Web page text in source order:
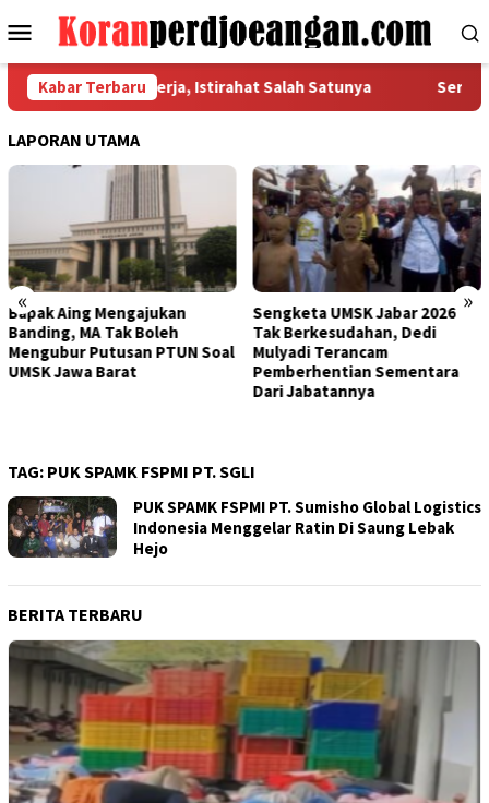
ke
Menu
Mobile
Kabar Terbaru
Hak Dasar Pekerja, Istirahat Salah Satunya Serikat
LAPORAN UTAMA
« »
PTUN Soal
Sengketa UMSK Jabar 2026
Tak Berkesudahan, Dedi
Mulyadi Terancam
Pemberhentian Sementara
Banding Putusan
UMSK Jabar Tuai
KSPI: Yang Bayar
Pengusaha, Tapi
Gubernur
TAG: PUK SPAMK FSPMI PT. SGLI
PUK SPAMK FSPMI PT. Sumisho Global Logistics
Indonesia Menggelar Ratin Di Saung Lebak
Hejo
BERITA TERBARU